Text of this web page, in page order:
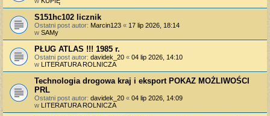
S151hc102 licznik
Ostatni post autor: Marcin123 « 17 lip 2026, 18:14
w SAMy
PŁUG ATLAS !!! 1985 r.
Ostatni post autor: davidek_20 « 04 lip 2026, 14:10
w LITERATURA ROLNICZA
Technologia drogowa kraj i eksport POKAZ MOŻLIWOŚCI
PRL
Ostatni post autor: davidek_20 « 04 lip 2026, 14:09
w LITERATURA ROLNICZA